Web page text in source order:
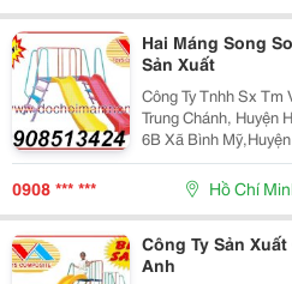
Hai Máng Song
Sản Xuất
Công Ty Tnhh Sx Tm Vân Anh Đ/C:
Trung Chánh, Huyện Hóc
6B Xã Bình Mỹ,Huyện Củ
Fax:0839757638 Website: Www:dochoimamnon.com
0908 *** *** Hồ Chí
Công Ty Sản
Anh